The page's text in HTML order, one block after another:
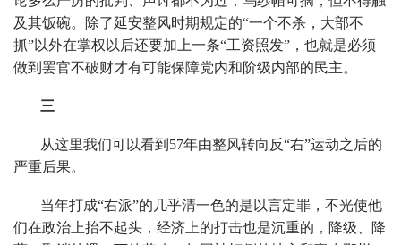
及其饭碗。除了延安整风时期规定的“一个不杀，大部不
抓”以外在掌权以后还要加上一条“工资照发”，也就是必须
做到罢官不破财才有可能保障党内和阶级内部的民主。
三
从这里我们可以看到57年由整风转向反“右”运动之后的
严重后果。
当年打成“右派”的几乎清一色的是以言定罪，不光使他
们在政治上抬不起头，经济上的打击也是沉重的，降级、降